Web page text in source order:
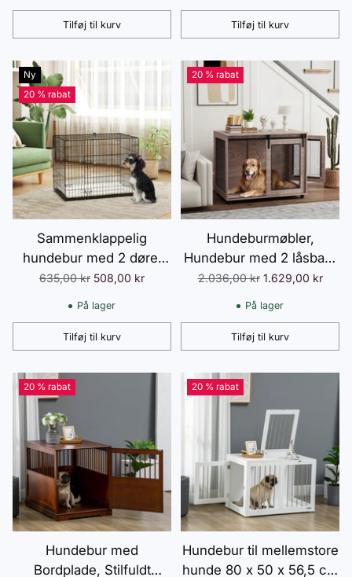
Tilføj til kurv
Antal
Hunde, Grå, 100 x 60 x
Tilføj til kurv
Antal
Ny
20 % rabat
Sammenklappelig
hundebur med 2 døre,
transportbur med
udtrækkelig bundbakke
cm, sort
Normalpris
635,00 kr 508,00 kr
På lager
Tilføj til kurv
Antal
20 % rabat
Hundeburmøbler,
Hundebur med 2 låsbare
døre, Sidebord til
hjemmet, Hundehus til
Stål, 98 x 60 x 78 cm,
Normalpris
2.036,00 kr 1.629,00 kr
På lager
Tilføj til kurv
Antal
20 % rabat
Hundebur med
Bordplade, Stilfuldt
20 % rabat
Hundebur til mellemstore
hunde 80 x 50 x 56,5 cm